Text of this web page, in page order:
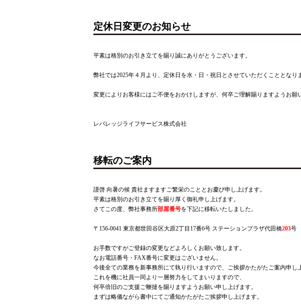
定休日変更のお知らせ
平素は格別のお引き立てを賜り誠にありがとうございます。
弊社では2025年４月より、定休日を水・日・祝日とさせていただくこととなり
変更によりお客様にはご不便をおかけしますが、何卒ご理解賜りますようお願
レバレッジライフサービス株式会社
移転のご案内
謹啓 向暑の候 貴社ますますご繁栄のこととお慶び申し上げます。
平素は格別のお引き立てを賜り厚く御礼申し上げます。
さてこの度、弊社事務所部屋番号を下記に移転いたしました。
〒156-0041 東京都世田谷区大原2丁目17番6号 ステーションプラザ代田橋203号
お手数ですがご登録の変更などよろしくお願い致します。
なお電話番号・FAX番号に変更はございません。
今後全ての業務を新事務所にて執り行いますので、ご挨拶かたがたご案内申し
これを機に社員一同より一層努力をしてまいりますので、
何卒倍旧のご支援ご鞭撻を賜りますようお願い申し上げます。
まずは略儀ながら書中にてご通知かたがたご挨拶申し上げます。